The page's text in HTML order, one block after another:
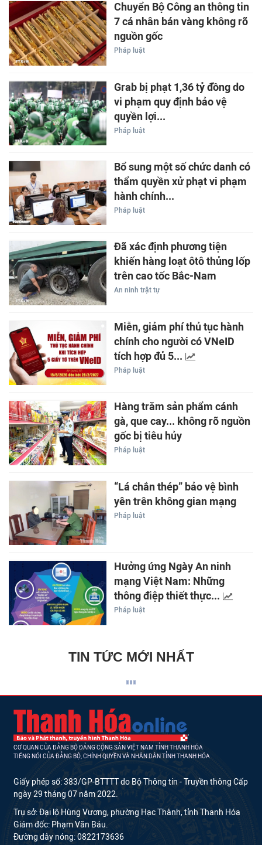
Chuyển Bộ Công an thông tin
7 cá nhân bán vàng không rõ
nguồn gốc
Pháp luật
Grab bị phạt 1,36 tỷ đồng do
vi phạm quy định bảo vệ
quyền lợi...
Pháp luật
Bổ sung một số chức danh có
thẩm quyền xử phạt vi phạm
hành chính...
Pháp luật
Đã xác định phương tiện
khiến hàng loạt ôtô thủng lốp
trên cao tốc Bắc-Nam
An ninh trật tự
Miễn, giảm phí thủ tục hành
chính cho người có VNeID
tích hợp đủ 5...
Pháp luật
Hàng trăm sản phẩm cánh
gà, que cay... không rõ nguồn
gốc bị tiêu hủy
Pháp luật
“Lá chắn thép” bảo vệ bình
yên trên không gian mạng
Pháp luật
Hưởng ứng Ngày An ninh
mạng Việt Nam: Những
thông điệp thiết thực...
Pháp luật
TIN TỨC MỚI NHẤT
CƠ QUAN CỦA ĐẢNG BỘ ĐẢNG CỘNG SẢN VIỆT NAM TỈNH THANH HÓA
TIẾNG NÓI CỦA ĐẢNG BỘ, CHÍNH QUYỀN VÀ NHÂN DÂN TỈNH THANH HÓA
Giấy phép số: 383/GP-BTTTT do Bộ Thông tin - Truyền thông Cấp
ngày 29 tháng 07 năm 2022.
Trụ sở: Đại lộ Hùng Vương, phường Hạc Thành, tỉnh Thanh Hóa
Giám đốc: Phạm Văn Báu.
Đường dây nóng: 0822173636